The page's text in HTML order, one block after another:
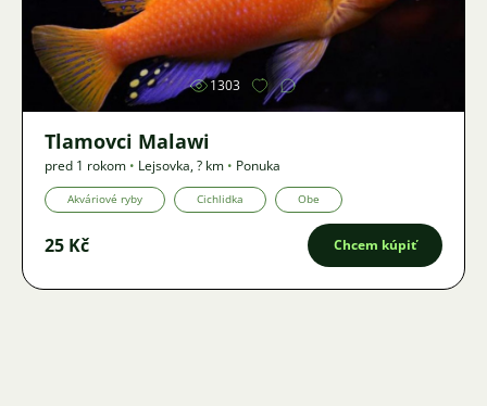
Obrázok
1303
Tlamovci Malawi
pred 1 rokom • Lejsovka,? km • Ponuka
Akváriové ryby Cichlidka Obe
25 Kč Chcem kúpiť